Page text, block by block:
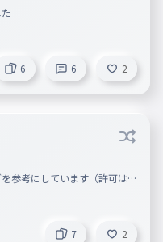
6 6 2
参考にしています（許可はい
思う人のタイプです。
7 2